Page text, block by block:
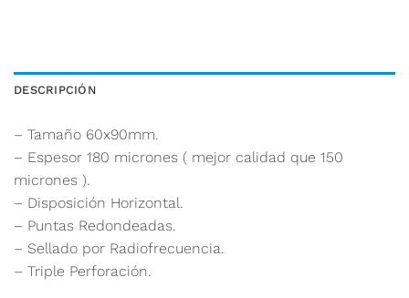
DESCRIPCIÓN
– Tamaño 60x90mm.
– Espesor 180 micrones ( mejor calidad que 150
micrones ).
– Disposición Horizontal.
– Puntas Redondeadas.
– Sellado por Radiofrecuencia.
– Triple Perforación.